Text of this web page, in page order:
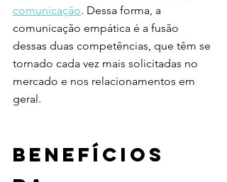
comunicação. Dessa forma, a
comunicação empática é a fusão
dessas duas competências, que têm se
tornado cada vez mais solicitadas no
mercado e nos relacionamentos em
geral.
Benefícios